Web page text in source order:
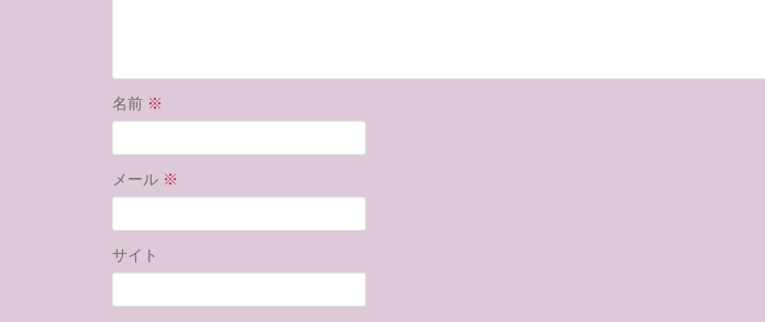
名前 ※
メール ※
サイト